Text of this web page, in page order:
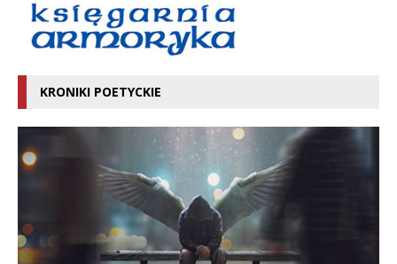
KRONIKI POETYCKIE